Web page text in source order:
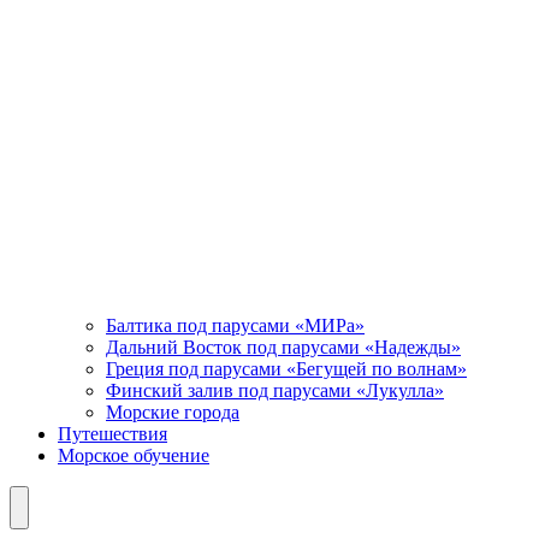
Балтика под парусами «МИРа»
Дальний Восток под парусами «Надежды»
Греция под парусами «Бегущей по волнам»
Финский залив под парусами «Лукулла»
Морские города
Путешествия
Морское обучение